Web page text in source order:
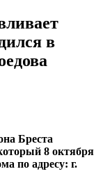
в
Бреста
8 октября
по адресу: г.